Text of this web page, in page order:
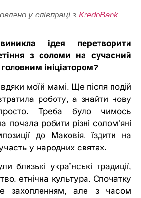
у співпраці з KredoBank.
ідея перетворити
з соломи на сучасний
ініціатором?
моїй мамі. Ще після подій
роботу, а знайти нову
Треба було чимось
почала робити різні солом’яні
до Маковія, їздити на
у народних святах.
близькі українські традиції,
етнічна культура. Спочатку
захопленням, але з часом